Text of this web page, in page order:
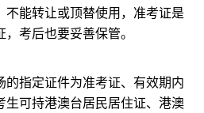
不能转让或顶替使用，准考证是
考后也要妥善保管。
指定证件为准考证、有效期内
生可持港澳台居民居住证、港澳